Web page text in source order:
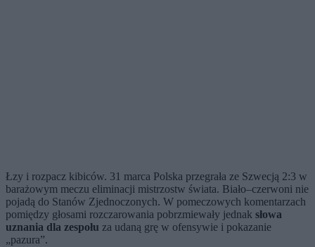
Łzy i rozpacz kibiców. 31 marca Polska przegrała ze Szwecją 2:3 w
barażowym meczu eliminacji mistrzostw świata. Biało–czerwoni nie
pojadą do Stanów Zjednoczonych. W pomeczowych komentarzach
pomiędzy głosami rozczarowania pobrzmiewały jednak słowa
uznania dla zespołu za udaną grę w ofensywie i pokazanie
„pazura”.